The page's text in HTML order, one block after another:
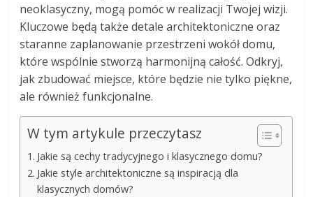
neoklasyczny, mogą pomóc w realizacji Twojej wizji.
Kluczowe będą także detale architektoniczne oraz
staranne zaplanowanie przestrzeni wokół domu,
które wspólnie stworzą harmonijną całość. Odkryj,
jak zbudować miejsce, które będzie nie tylko piękne,
ale również funkcjonalne.
W tym artykule przeczytasz
Jakie są cechy tradycyjnego i klasycznego domu?
Jakie style architektoniczne są inspiracją dla
klasycznych domów?